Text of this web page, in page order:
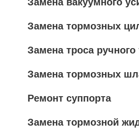
Замена тормозных
Замена троса ручного
Замена тормозных
Ремонт суппорта
Замена тормозной